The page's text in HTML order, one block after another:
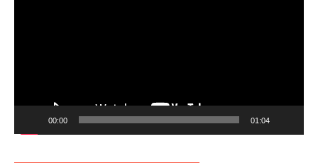
00:00 01:04